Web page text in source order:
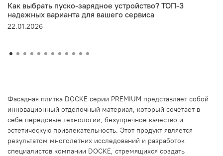
Как выбрать пуско-зарядное устройство? ТОП-3
надежных варианта для вашего сервиса
22.01.2026
Фасадная плитка DOCKE серии PREMIUM представляет собой
инновационный отделочный материал, который сочетает в
себе передовые технологии, безупречное качество и
эстетическую привлекательность. Этот продукт является
результатом многолетних исследований и разработок
специалистов компании DOCKE, стремящихся создать